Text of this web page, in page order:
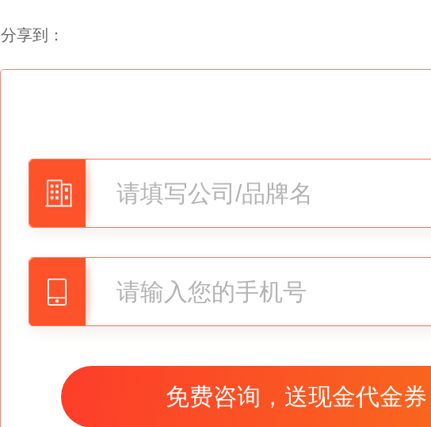
一、个人独资企业可以变更法人
人的变更，只不过变更过程和相关手
如果企业没有固定资产，为了避免缴
都是做无偿转让；如果企业有固定资
价，根据市场行情进行议价，价格太
分享到：